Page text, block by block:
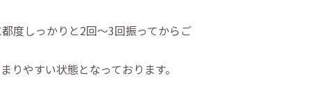
度しっかりと2回～3回振ってからご
やすい状態となっております。